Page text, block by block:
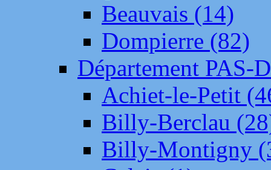
Beauvais (14)
Dompierre (82)
Département PAS-
Achiet-le-Petit
Billy-Berclau
Billy-Montigny